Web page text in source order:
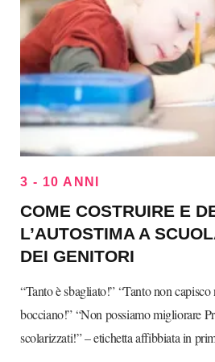
3 - 10 ANNI
COME COSTRUIRE E
L’AUTOSTIMA A
DEI GENITORI
“Tanto è sbagliato!” “Tanto non
bocciano!” “Non possiamo migliorare
scolarizzati!” – etichetta affibbiata in